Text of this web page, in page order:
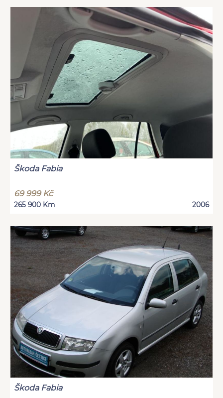
Škoda Fabia
69 999 Kč
265 900 Km 2006
Škoda Fabia